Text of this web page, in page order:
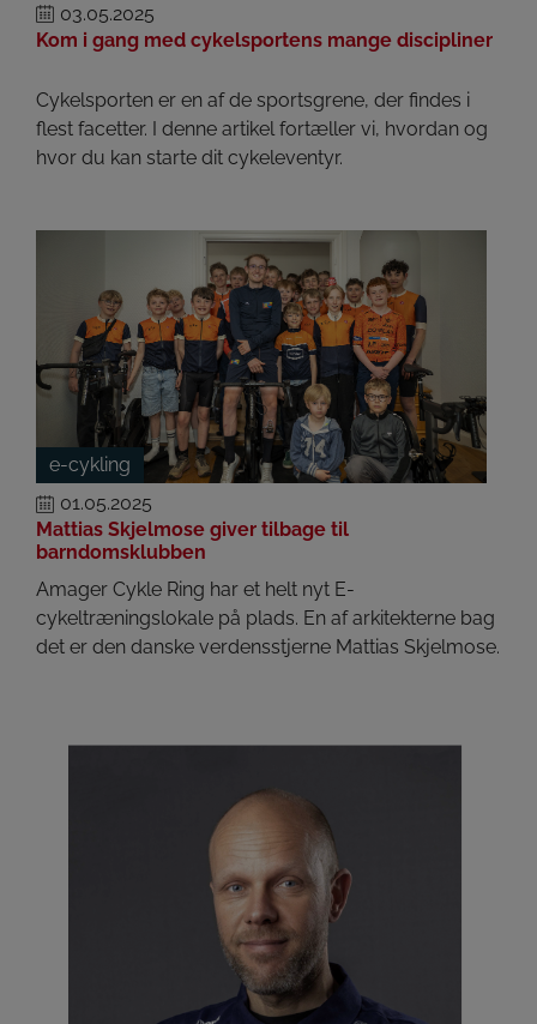
03.05.2025
Kom i gang med cykelsportens mange discipliner
Cykelsporten er en af de sportsgrene, der findes i
flest facetter. I denne artikel fortæller vi, hvordan og
hvor du kan starte dit cykeleventyr.
e-cykling
01.05.2025
Mattias Skjelmose giver tilbage til
barndomsklubben
Amager Cykle Ring har et helt nyt E-
cykeltræningslokale på plads. En af arkitekterne bag
det er den danske verdensstjerne Mattias Skjelmose.